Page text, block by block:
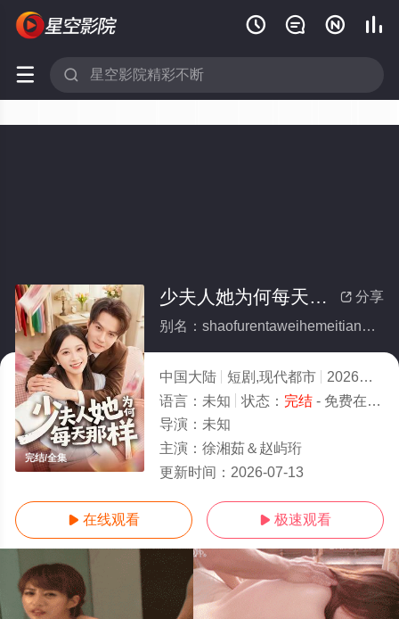
   
 
完结/全集
 分享
少夫人她为何每天那样(全集)
别名：shaofurentaweihemeitiannayang
中国大陆 短剧,现代都市 2026
1.0
语言： 未知 状态： 完结- 免费在线观看
导演： 未知
主演： 徐湘茹＆赵屿珩
更新时间： 2026-07-13
 在线观看  极速观看